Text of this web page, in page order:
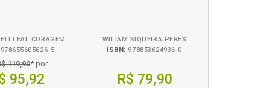
LEAL CORAGEM
978655605626-5
119,90* por
95,92
WILIAM SIQUEIRA PERES
ISBN: 978853624936-0
R$ 79,90